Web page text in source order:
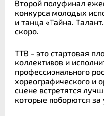
Второй полуфинал
конкурса молодых
и танца «Тайна.
скоро.
ТТВ - это стартовая
коллективов и
профессионального
хореографического и
сцене встретятся
которые поборются за